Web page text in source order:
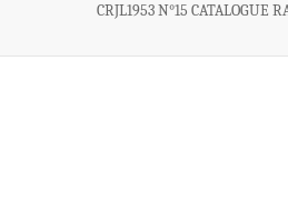
CRJL1953 N°15 CATALOGUE